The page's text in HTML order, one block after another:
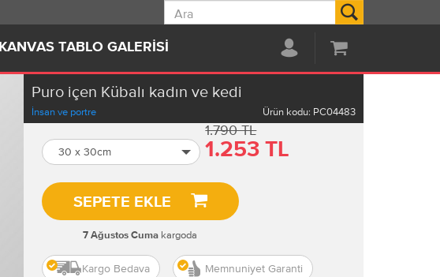
KANVAS TABLO GALERISI
Puro içen Kübalı kadın ve kedi
İnsan ve portre Ürün kodu: PC04483
30 x 30cm
1.790 TL
1.253 TL
SEPETE EKLE
7 Ağustos Cuma kargoda
Kargo Bedava Memnuniyet Garanti